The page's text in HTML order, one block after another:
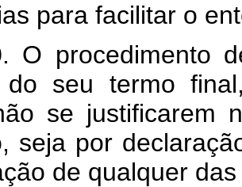
para facilitar o
O procedimento
do seu termo
se justificarem
seja por
de qualquer